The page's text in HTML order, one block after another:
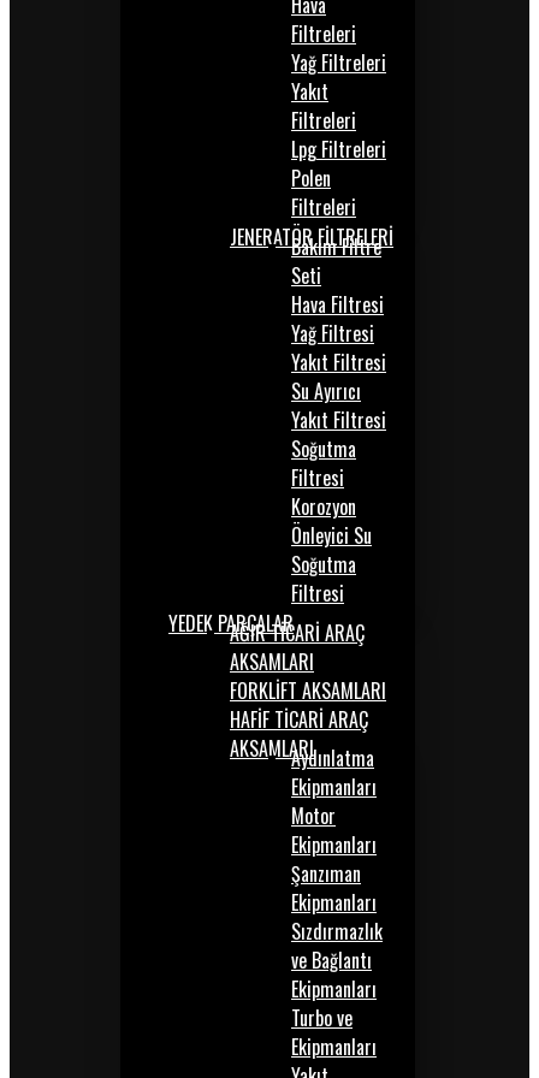
Filtreleri
Yağ Filtreleri
Yakıt
Filtreleri
Lpg Filtreleri
Polen
Filtreleri
JENERATÖR FİLTRELERİ
Bakım Filtre
Seti
Hava Filtresi
Yağ Filtresi
Yakıt Filtresi
Su Ayırıcı
Yakıt Filtresi
Soğutma
Filtresi
Korozyon
Önleyici Su
Soğutma
Filtresi
YEDEK PARÇALARAĞIR TİCARİ ARAÇ
AKSAMLARI
FORKLİFT AKSAMLARI
HAFİF TİCARİ ARAÇ
AKSAMLARIAydınlatma
Ekipmanları
Motor
Ekipmanları
Şanzıman
Ekipmanları
Sızdırmazlık
ve Bağlantı
Ekipmanları
Turbo ve
Ekipmanları